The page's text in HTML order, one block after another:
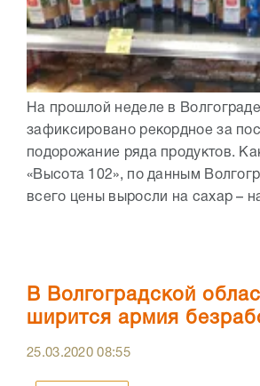
На прошлой неделе в Волгограде
зафиксировано рекордное за
подорожание ряда продуктов.
«Высота 102», по данным
всего цены выросли на сахар –
В Волгоградской
ширится армия
25.03.202008:55